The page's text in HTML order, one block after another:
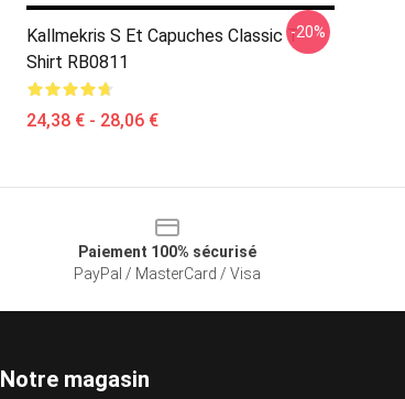
Kallmekris S Et Capuches Classic T-
Shirt RB0811
24,38 € - 28,06 €
-20%
Paiement 100% sécurisé
PayPal / MasterCard / Visa
Notre magasin